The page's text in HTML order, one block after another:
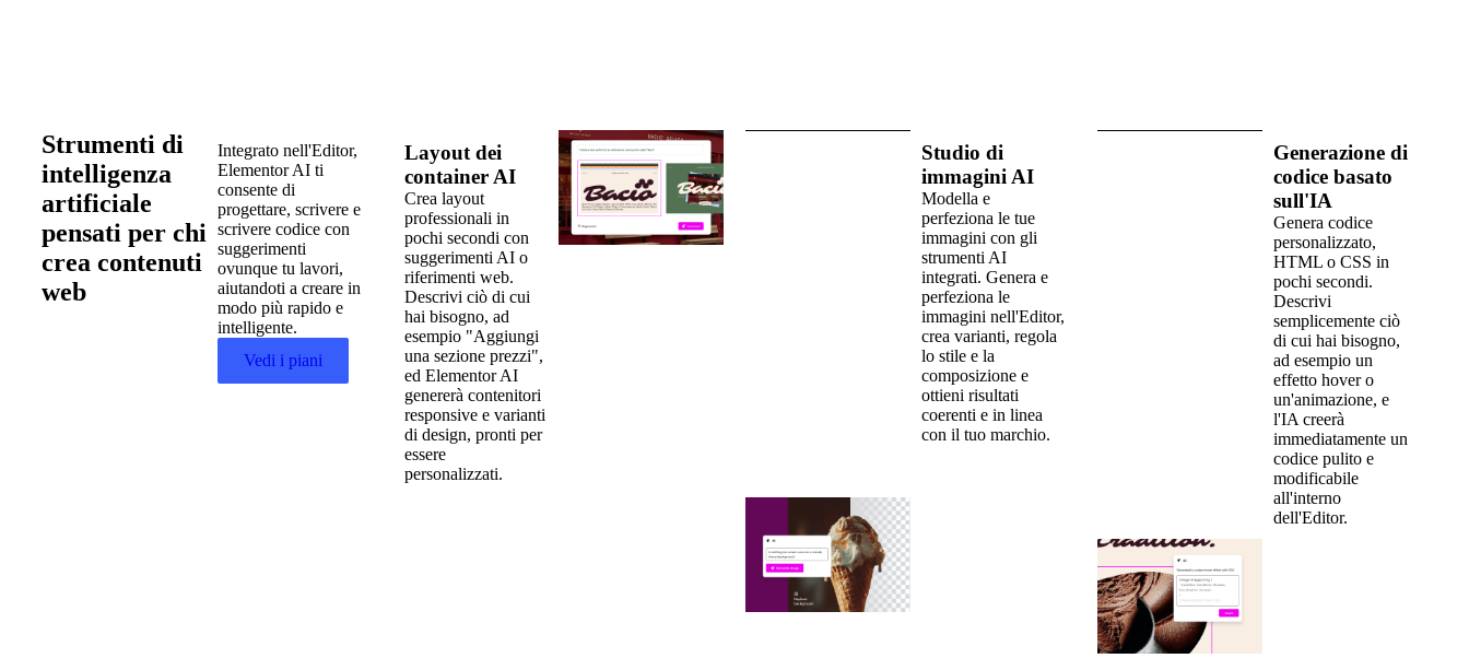
Strumenti di
intelligenza
artificiale
pensati per chi
crea contenuti
web
Integrato nell'Editor,
Elementor AI ti
consente di
progettare, scrivere e
scrivere codice con
suggerimenti
ovunque tu lavori,
aiutandoti a creare in
modo più rapido e
intelligente.
Vedi i piani
Layout dei
container AI
Crea layout
professionali in
pochi secondi con
suggerimenti AI o
riferimenti web.
Descrivi ciò di cui
hai bisogno, ad
esempio "Aggiungi
una sezione prezzi",
ed Elementor AI
genererà contenitori
responsive e varianti
di design, pronti per
essere
personalizzati.
Studio di
immagini AI
Modella e
perfeziona le tue
immagini con gli
strumenti AI
integrati. Genera e
perfeziona le
immagini nell'Editor,
crea varianti, regola
lo stile e la
composizione e
ottieni risultati
coerenti e in linea
con il tuo marchio.
Generazione di
codice basato
sull'IA
Genera codice
personalizzato,
HTML o CSS in
pochi secondi.
Descrivi
semplicemente ciò
di cui hai bisogno,
ad esempio un
effetto hover o
un'animazione, e
l'IA creerà
immediatamente un
codice pulito e
modificabile
all'interno
dell'Editor.